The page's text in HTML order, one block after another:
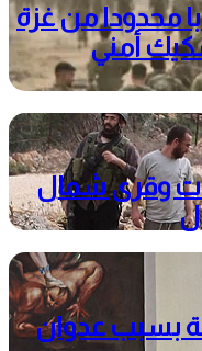
محدودا من غزة
أمني
وقرى شمال
بسبب عدوان